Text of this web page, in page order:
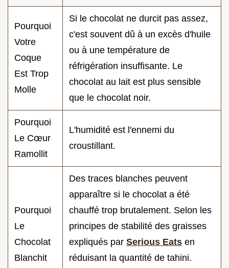
Pourquoi
Votre
Coque
Est Trop
Molle
Si le chocolat ne durcit pas assez,
c'est souvent dû à un excès d'huile
ou à une température de
réfrigération insuffisante. Le
chocolat au lait est plus sensible
que le chocolat noir.
Pourquoi
Le Cœur
Ramollit
L'humidité est l'ennemi du
croustillant.
Pourquoi
Le
Chocolat
Blanchit
Des traces blanches peuvent
apparaître si le chocolat a été
chauffé trop brutalement. Selon les
principes de stabilité des graisses
expliqués par Serious Eats en
réduisant la quantité de tahini.